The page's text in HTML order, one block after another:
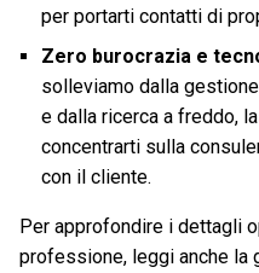
per portarti contatti di
Zero burocrazia e
solleviamo dalla
e dalla ricerca a freddo,
concentrarti sulla
con il cliente.
Per approfondire i dettagli
professione, leggi anche la